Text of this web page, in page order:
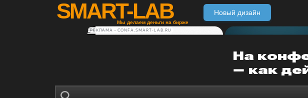
SMART-LAB
Мы делаем деньги на бирже
Новый дизайн
РЕКЛАМА • CONFA.SMART-LAB.RU